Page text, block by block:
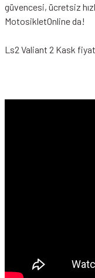
güvencesi, ücretsiz
MotosikletOnline da!
Ls2 Valiant 2 Kask